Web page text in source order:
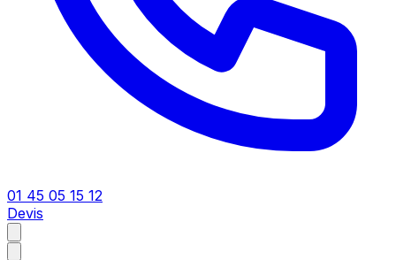
01 45 05 15 12
Devis